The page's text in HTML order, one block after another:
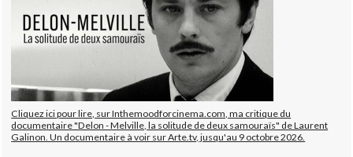
Cliquez ici pour lire, sur Inthemoodforcinema.com, ma critique du
documentaire "Delon - Melville, la solitude de deux samouraïs" de Laurent
Galinon. Un documentaire à voir sur Arte.tv, jusqu'au 9 octobre 2026.